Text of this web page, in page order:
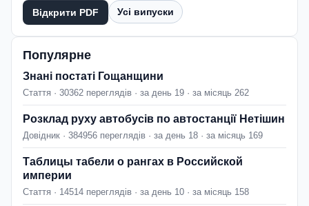
Відкрити PDF Усі випуски
Популярне
Знані постаті Гощанщини
Стаття · 30362 переглядів · за день 19 · за місяць 262
Розклад руху автобусів по автостанції Нетішин
Довідник · 384956 переглядів · за день 18 · за місяць 169
Таблицы табели о рангах в Российской
империи
Стаття · 14514 переглядів · за день 10 · за місяць 158